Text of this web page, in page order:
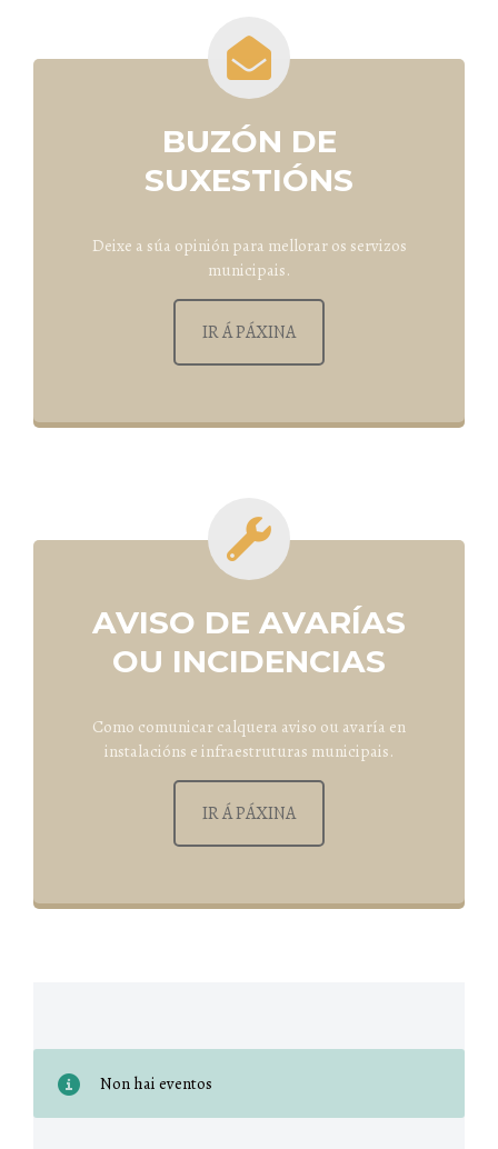
BUZÓN DE
SUXESTIÓNS
Deixe a súa opinión para mellorar os servizos
municipais.
IR Á PÁXINA
AVISO DE AVARÍAS
OU INCIDENCIAS
Como comunicar calquera aviso ou avaría en
instalacións e infraestruturas municipais.
IR Á PÁXINA
Non hai eventos